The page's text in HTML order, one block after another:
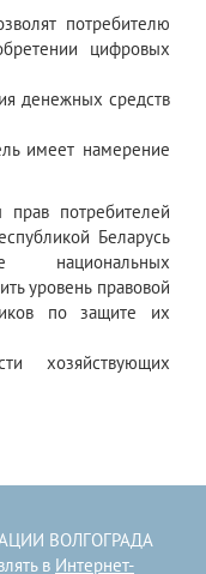
потребителю
цифровых
денежных средств
имеет намерение
потребителей
Беларусь
национальных
уровень правовой
по защите их
хозяйствующих
ВОЛГОГРАДА
в Интернет-